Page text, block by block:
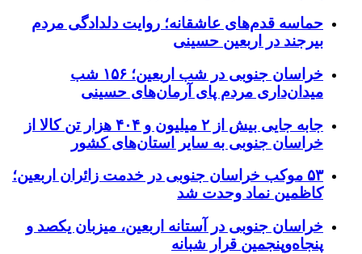
حماسه قدم‌های عاشقانه؛ روایت دلدادگی مردم
بیرجند در اربعین حسینی
خراسان جنوبی در شب اربعین؛ ۱۵۶ شب
میدان‌داری مردم پای آرمان‌های حسینی
جابه جایی بیش از ۲ میلیون و ۴۰۴ هزار تن کالا از
خراسان جنوبی به سایر استان‌های کشور
۵۳ موکب خراسان جنوبی در خدمت زائران اربعین؛
کاظمین نماد وحدت شد
خراسان جنوبی در آستانه اربعین، میزبان یکصد و
پنجاه‌وپنجمین قرار شبانه